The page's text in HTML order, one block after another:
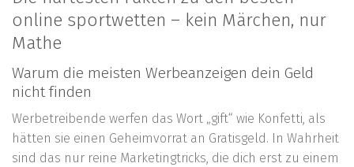
online sportwetten – kein Märchen, nur
Mathe
Warum die meisten Werbeanzeigen dein Geld
nicht finden
Werbetreibende werfen das Wort „gift“ wie Konfetti, als
hätten sie einen Geheimvorrat an Gratisgeld. In Wahrheit
sind das nur reine Marketingtricks, die dich erst zu einem